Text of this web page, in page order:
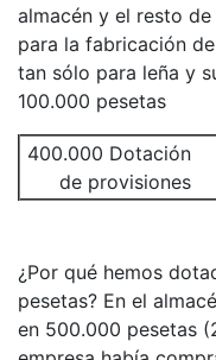
almacén y el resto
para la fabricación
tan sólo para leña y
100.000 pesetas
400.000 Dotación
de provisiones
¿Por qué hemos
pesetas? En el
en 500.000 pesetas